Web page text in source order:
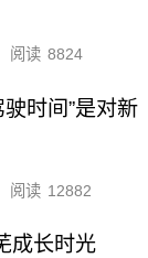
阅读 8824
时间”是对新
阅读 12882
成长时光